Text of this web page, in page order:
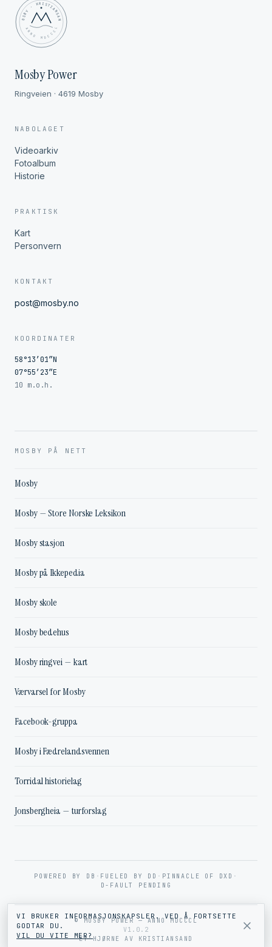
MOSBY · KRISTIANSAND
✦ ANNO MDCCCL ✦
Mosby Power
Ringveien · 4619 Mosby
NABOLAGET
Videoarkiv
Fotoalbum
Historie
PRAKTISK
Kart
Personvern
KONTAKT
post@mosby.no
KOORDINATER
58°13′01″N
07°55′23″E
10 m.o.h.
MOSBY PÅ NETT
Mosby
Mosby — Store Norske Leksikon
Mosby stasjon
Mosby på Ikkepedia
Mosby skole
Mosby bedehus
Mosby ringvei — kart
Værvarsel for Mosby
Facebook-gruppa
Mosby i Fædrelandsvennen
Torridal historielag
Jonsbergheia — turforslag
POWERED BY DB · FUELED BY DD · PINNACLE OF DXD ·
D-FAULT PENDING
© MOSBY POWER — ANNO MDCCCL
V1.0.2
ET HJØRNE AV KRISTIANSAND
VI BRUKER INFORMASJONSKAPSLER. VED Å FORTSETTE
GODTAR DU.
VIL DU VITE MER?